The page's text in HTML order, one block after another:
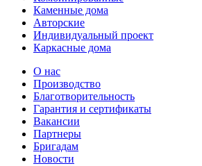
Каменные дома
Авторские
Индивидуальный проект
Каркасные дома
О нас
Производство
Благотворительность
Гарантия и сертификаты
Вакансии
Партнеры
Бригадам
Новости